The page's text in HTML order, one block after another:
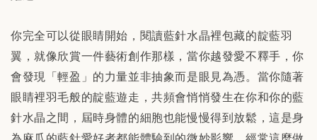
你完全可以從眼睛開始，閱讀藍針水晶裡包藏的靛藍羽
翼，就像欣賞一件藝術創作那樣，當你越發愛不釋手，你
會發現「輕盈」的力量並非抽象而是眼見為憑。當你隨著
眼睛裡羽毛般的靛藍遊走，共頻會悄悄發生在你和你的藍
針水晶之間，屆時身體的細胞也能慢慢得到放鬆，這是身